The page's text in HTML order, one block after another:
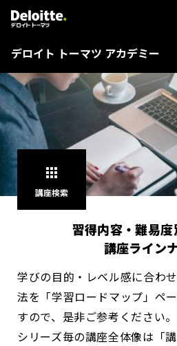
デロイト トーマツ アカデミー
apps
講座検索
習得内容・難易度
講座ライン
学びの目的・レベル感に合わ
法を「学習ロードマップ」ペ
すので、是非ご参考ください。
シリーズ毎の講座全体像は「